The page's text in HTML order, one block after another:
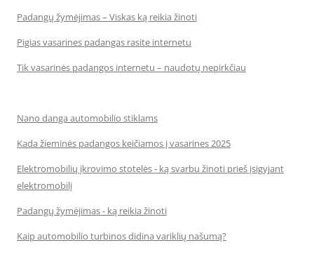
Padangų žymėjimas – Viskas ką reikia žinoti
Pigias vasarines padangas rasite internetu
Tik vasarinės padangos internetu – naudotų nepirkčiau
Nano danga automobilio stiklams
Kada žieminės padangos keičiamos į vasarines 2025
Elektromobilių įkrovimo stotelės - ką svarbu žinoti prieš įsigyjant
elektromobilį
Padangų žymėjimas - ką reikia žinoti
Kaip automobilio turbinos didina variklių našumą?